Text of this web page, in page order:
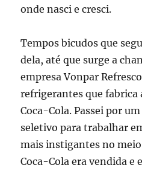
onde nasci e cresci.
Tempos bicudos que
dela, até que surge a
empresa Vonpar
refrigerantes que fabrica
Coca-Cola. Passei por
seletivo para trabalhar
mais instigantes no meio
Coca-Cola era vendida e